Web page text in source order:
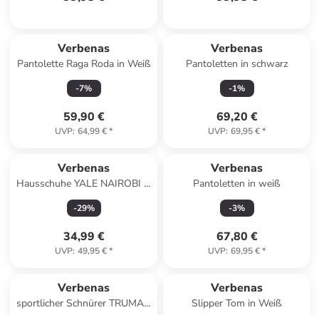
Verbenas
Pantolette Raga Roda in Weiß
-7%
59,90 €
UVP: 64,99 €*
Verbenas
Pantoletten in schwarz
-1%
69,20 €
UVP: 69,95 €*
Verbenas
Hausschuhe YALE NAIROBI in
schwarz
-29%
34,99 €
UVP: 49,95 €*
Verbenas
Pantoletten in weiß
-3%
67,80 €
UVP: 69,95 €*
Verbenas
sportlicher Schnürer TRUMAN
Verbenas
Slipper Tom in Weiß